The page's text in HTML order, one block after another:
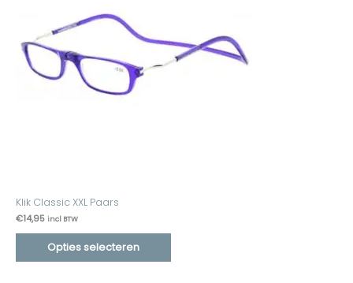
Klik Classic XXL Paars
€14,95 incl BTW
Opties selecteren